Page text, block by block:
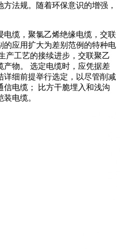
法规。随着环保意识的增强，
缆，聚氯乙烯绝缘电缆，交联
的应用扩大为差别范例的特种电
产工艺的接续进步，交联聚乙
产物。 选定电缆时，应凭据差
详细前提举行选定，以尽管削减
信电缆； 比方干脆埋入和浅沟
电缆。